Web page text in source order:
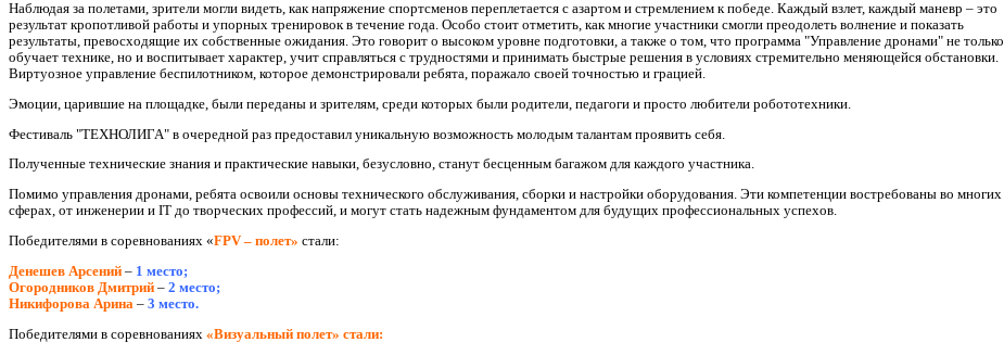
Наблюдая за полетами, зрители могли видеть, как напряжение спортсменов переплетается с азартом и стремлением к победе. Каждый взлет, каждый маневр – это
результат кропотливой работы и упорных тренировок в течение года. Особо стоит отметить, как многие участники смогли преодолеть волнение и показать
результаты, превосходящие их собственные ожидания. Это говорит о высоком уровне подготовки, а также о том, что программа "Управление дронами" не только
обучает технике, но и воспитывает характер, учит справляться с трудностями и принимать быстрые решения в условиях стремительно меняющейся обстановки.
Виртуозное управление беспилотником, которое демонстрировали ребята, поражало своей точностью и грацией.
Эмоции, царившие на площадке, были переданы и зрителям, среди которых были родители, педагоги и просто любители робототехники.
Фестиваль "ТЕХНОЛИГА" в очередной раз предоставил уникальную возможность молодым талантам проявить себя.
Полученные технические знания и практические навыки, безусловно, станут бесценным багажом для каждого участника.
Помимо управления дронами, ребята освоили основы технического обслуживания, сборки и настройки оборудования. Эти компетенции востребованы во многих
сферах, от инженерии и IT до творческих профессий, и могут стать надежным фундаментом для будущих профессиональных успехов.
Победителями в соревнованиях «FPV – полет» стали:
Денешев Арсений – 1 место;
Огородников Дмитрий – 2 место;
Никифорова Арина – 3 место.
Победителями в соревнованиях «Визуальный полет» стали: